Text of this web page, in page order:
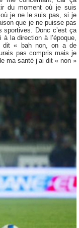
du moment où je suis
je ne le suis pas, si je
que je ne puisse pas
sportives. Donc c’est ça
la direction à l’époque,
dit « bah non, on a de
pas compris mais je
ma santé j’ai dit « non »